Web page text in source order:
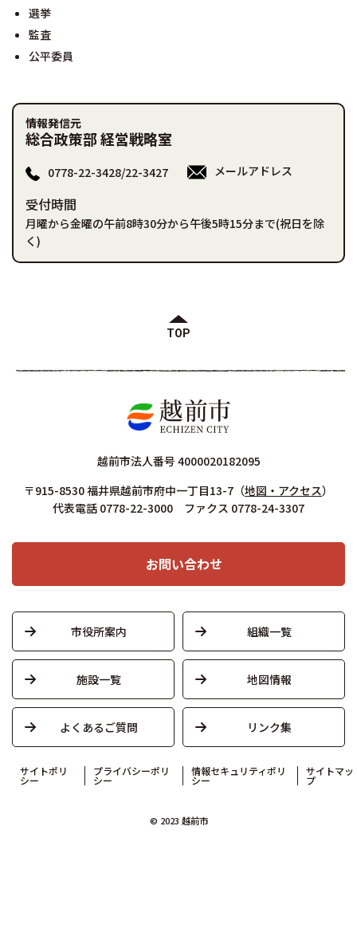
選挙
監査
公平委員
情報発信元
総合政策部 経営戦略室
0778-22-3428/22-3427 メールアドレス
受付時間
月曜から金曜の午前8時30分から午後5時15分まで(祝日を除
く)
TOP
越前市法人番号 4000020182095
〒915-8530 福井県越前市府中一丁目13-7 （地図・アクセス）
代表電話 0778-22-3000 ファクス 0778-24-3307
お問い合わせ
市役所案内 組織一覧
施設一覧 地図情報
よくあるご質問 リンク集
サイトポリ
シー
プライバシーポリ
シー
情報セキュリティポリ
シー
サイトマッ
プ
© 2023 越前市